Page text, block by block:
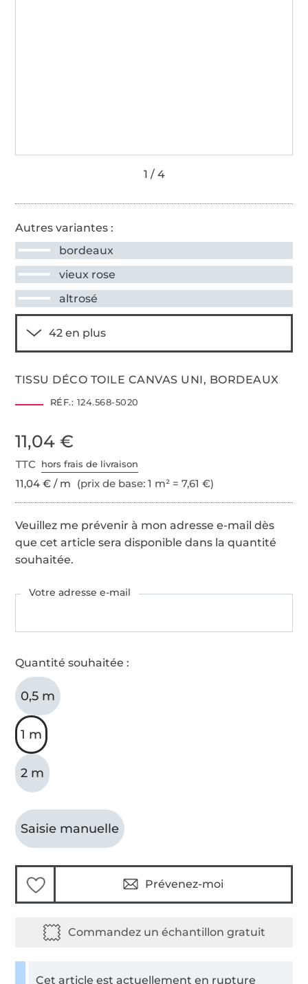
Autres variantes :
bordeaux
vieux rose
altrosé
TISSU DÉCO TOILE CANVAS UNI, BORDEAUX
RÉF.: 124.568-5020
11,04 €
TTC hors frais de livraison
11,04 € / m (prix de base: 1 m² = 7,61 €)
Veuillez me prévenir à mon adresse e-mail dès
que cet article sera disponible dans la quantité
souhaitée.
Votre adresse e-mail
Quantité souhaitée :
0,5 m
1 m
2 m
Saisie manuelle
Prévenez-moi
Cet article est actuellement en rupture